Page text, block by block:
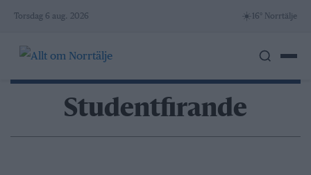
Skip
content
Torsdag 6 aug. 2026 ☀️ 16° Norrtälje
Studentfirande